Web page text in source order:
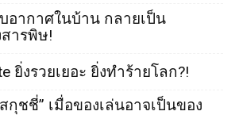
อากาศในบ้าน กลายเป็น
สารพิษ!
ยิ่งรวยเยอะ ยิ่งทำร้ายโลก?!
สกุชชี่” เมื่อของเล่นอาจเป็นของ